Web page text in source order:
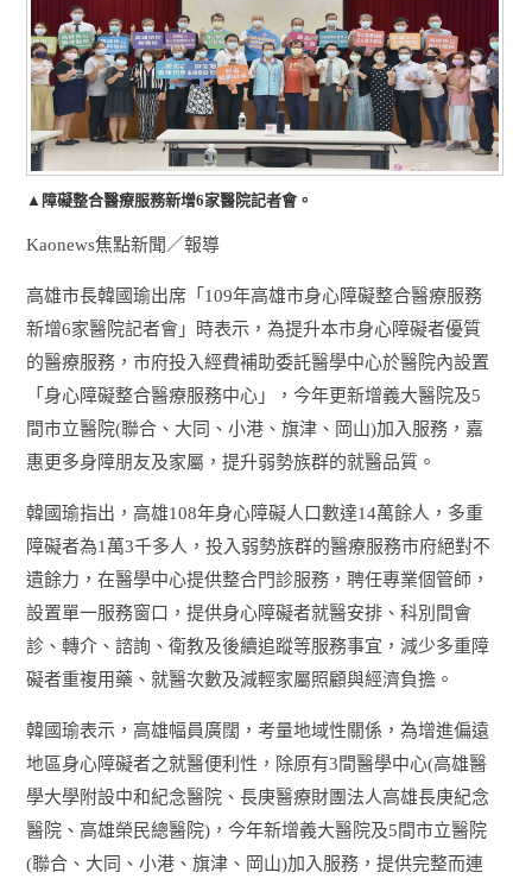
▲障礙整合醫療服務新增6家醫院記者會。
Kaonews焦點新聞／報導
高雄市長韓國瑜出席「109年高雄市身心障礙整合醫療服務
新增6家醫院記者會」時表示，為提升本市身心障礙者優質
的醫療服務，市府投入經費補助委託醫學中心於醫院內設置
「身心障礙整合醫療服務中心」，今年更新增義大醫院及5
間市立醫院(聯合、大同、小港、旗津、岡山)加入服務，嘉
惠更多身障朋友及家屬，提升弱勢族群的就醫品質。
韓國瑜指出，高雄108年身心障礙人口數達14萬餘人，多重
障礙者為1萬3千多人，投入弱勢族群的醫療服務市府絕對不
遺餘力，在醫學中心提供整合門診服務，聘任專業個管師，
設置單一服務窗口，提供身心障礙者就醫安排、科別間會
診、轉介、諮詢、衛教及後續追蹤等服務事宜，減少多重障
礙者重複用藥、就醫次數及減輕家屬照顧與經濟負擔。
韓國瑜表示，高雄幅員廣闊，考量地域性關係，為增進偏遠
地區身心障礙者之就醫便利性，除原有3間醫學中心(高雄醫
學大學附設中和紀念醫院、長庚醫療財團法人高雄長庚紀念
醫院、高雄榮民總醫院)，今年新增義大醫院及5間市立醫院
(聯合、大同、小港、旗津、岡山)加入服務，提供完整而連